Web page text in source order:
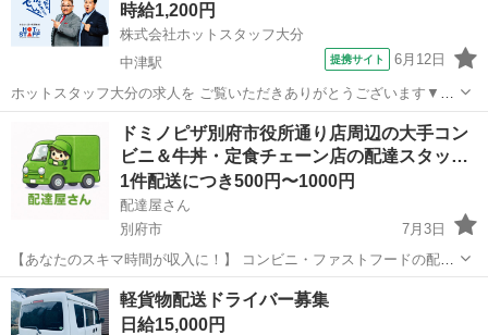
時給1,200円
株式会社ホットスタッフ大分
中津駅
提携サイト 6月12日
ホットスタッフ大分の求人を ご覧いただきありがとうございます▼・
ω・▽ ＼ ご紹介するお仕事のPOINT ／ ◆日勤専属or夜勤専属が選
べる職場 ◆土日休みでプライベート充実 ◆未経験の方でも始めやすい
お仕事 ◆重量物な...
中津駅 配送
ドミノピザ別府市役所通り店周辺の大手コン
ビニ＆牛丼・定食チェーン店の配達スタッ…
1件配送につき500円〜1000円
配達屋さん
別府市
7月3日
【あなたのスキマ時間が収入に！】 コンビニ・ファストフードの配達
バイト、始めませんか？ アプリで空いた時間にサクッと配達！ 配達す
るかどうかは、オファーを見てその場で自由に決められます♪
―――――――――― ...
大分 別府市 配送 スタッフ
軽貨物配送ドライバー募集
日給15,000円